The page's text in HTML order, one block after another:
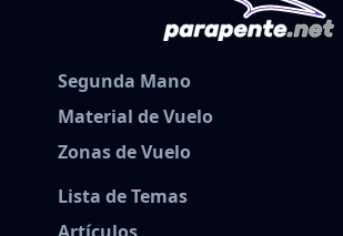
Segunda Mano
Material de Vuelo
Zonas de Vuelo
Lista de Temas